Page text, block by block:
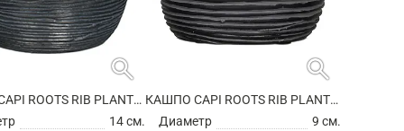
search
КАШПО CAPI ROOTS RIB PLANTER BALL BLACK
14 см.
search
КАШПО CAPI ROOTS RIB PLANTER BALL BLACK
Диаметр
9 см.